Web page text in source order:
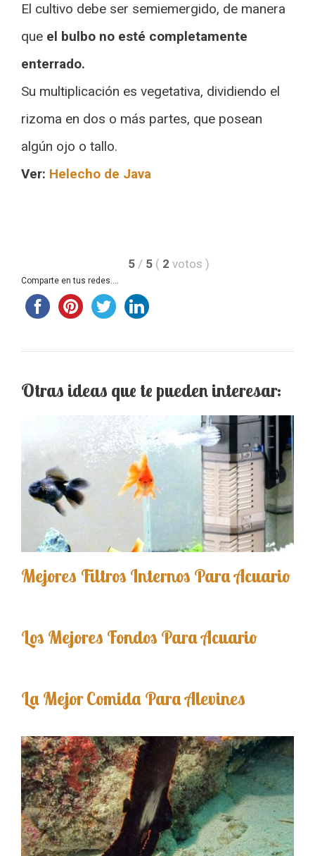
El cultivo debe ser semiemergido, de manera
que el bulbo no esté completamente
enterrado.
Su multiplicación es vegetativa, dividiendo el
rizoma en dos o más partes, que posean
algún ojo o tallo.
Ver: Helecho de Java
5 / 5 ( 2 votos )
Comparte en tus redes....
Otras ideas que te pueden interesar:
Mejores Filtros Internos Para Acuario
Los Mejores Fondos Para Acuario
La Mejor Comida Para Alevines